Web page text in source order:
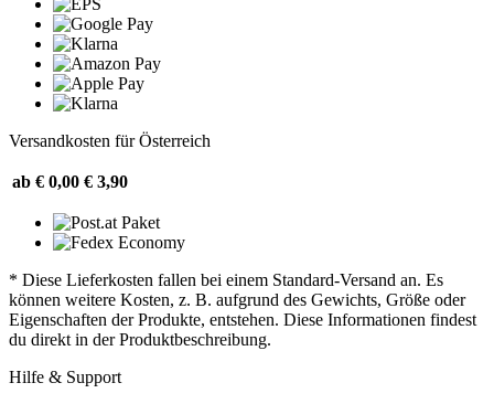
Versandkosten für Österreich
ab € 0,00 € 3,90
* Diese Lieferkosten fallen bei einem Standard-Versand an. Es
können weitere Kosten, z. B. aufgrund des Gewichts, Größe oder
Eigenschaften der Produkte, entstehen. Diese Informationen findest
du direkt in der Produktbeschreibung.
Hilfe & Support